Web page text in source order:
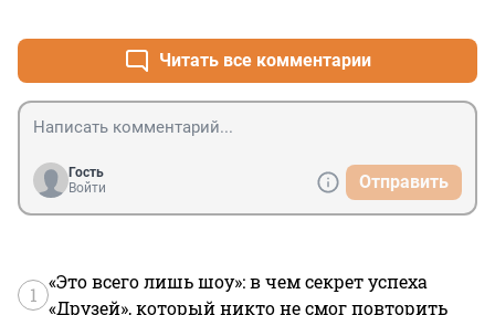
Читать все комментарии
Гость
Войти
Отправить
1
«Это всего лишь шоу»: в чем секрет успеха
«Друзей», который никто не смог повторить